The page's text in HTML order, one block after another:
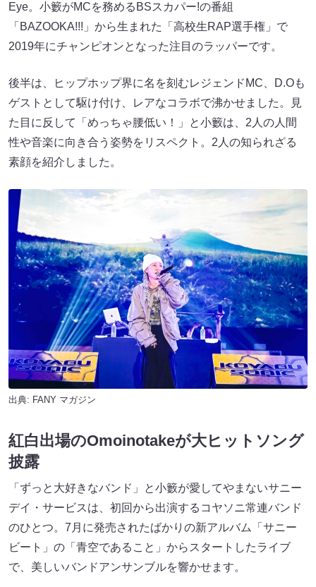
Eye。小籔がMCを務めるBSスカパー!の番組
「BAZOOKA!!!」から生まれた「高校生RAP選手権」で
2019年にチャンピオンとなった注目のラッパーです。
後半は、ヒップホップ界に名を刻むレジェンドMC、D.Oも
ゲストとして駆け付け、レアなコラボで沸かせました。見
た目に反して「めっちゃ腰低い！」と小籔は、2人の人間
性や音楽に向き合う姿勢をリスペクト。2人の知られざる
素顔を紹介しました。
出典: FANY マガジン
紅白出場のOmoinotakeが大ヒットソング
披露
「ずっと大好きなバンド」と小籔が愛してやまないサニー
デイ・サービスは、初回から出演するコヤソニ常連バンド
のひとつ。7月に発売されたばかりの新アルバム「サニー
ビート」の「青空であること」からスタートしたライブ
で、美しいバンドアンサンブルを響かせます。